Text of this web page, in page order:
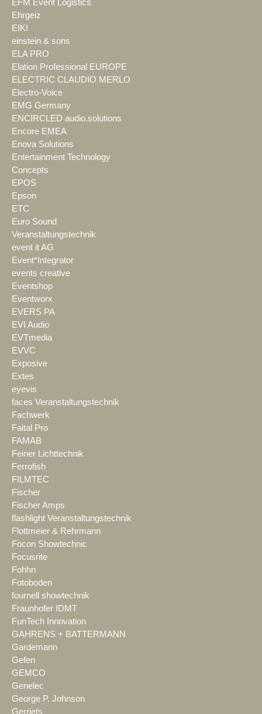
EFM Event Logistics
Ehrgeiz
EIKI
einstein & sons
ELA PRO
Elation Professional EUROPE
ELECTRIC CLAUDIO MERLO
Electro-Voice
EMG Germany
ENCIRCLED audio.solutions
Encore EMEA
Enova Solutions
Entertainment Technology
Concepts
EPOS
Epson
ETC
Euro Sound
Veranstaltungstechnik
event it AG
Event*Integrator
events creative
Eventshop
Eventworx
EVERS PA
EVI Audio
EVTmedia
EVVC
Exposive
Extes
eyevis
faces Veranstaltungstechnik
Fachwerk
Faital Pro
FAMAB
Feiner Lichttechnik
Ferrofish
FILMTEC
Fischer
Fischer Amps
flashlight Veranstaltungstechnik
Flottmeier & Rehrmann
Focon Showtechnic
Focusrite
Fohhn
Fotoboden
fournell showtechnik
Fraunhofer IDMT
FunTech Innovation
GAHRENS + BATTERMANN
Gardemann
Gefen
GEMCO
Genelec
George P. Johnson
Gerriets